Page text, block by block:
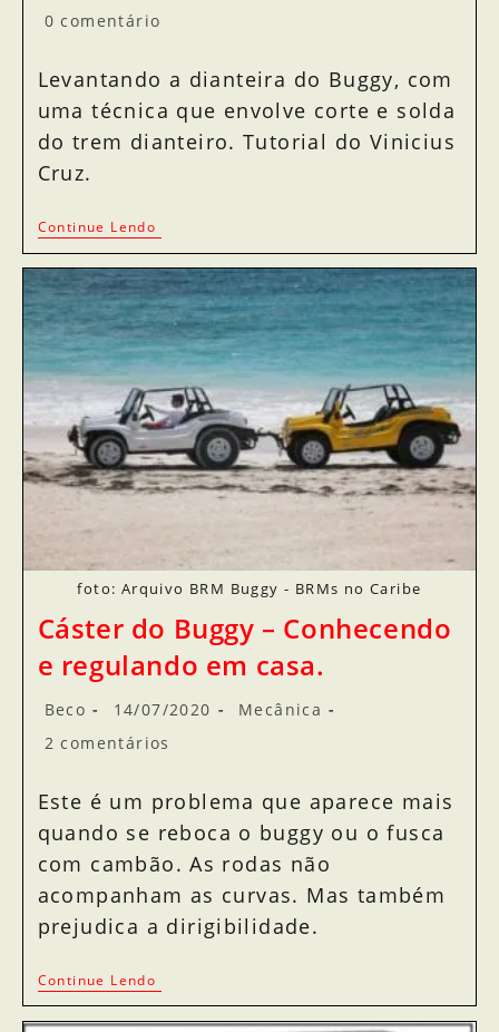
0 comentário
Levantando a dianteira do Buggy, com
uma técnica que envolve corte e solda
do trem dianteiro. Tutorial do Vinicius
Cruz.
Continue Lendo
foto: Arquivo BRM Buggy - BRMs no Caribe
Cáster do Buggy – Conhecendo
e regulando em casa.
Beco 14/07/2020
Mecânica
2 comentários
Este é um problema que aparece mais
quando se reboca o buggy ou o fusca
com cambão. As rodas não
acompanham as curvas. Mas também
prejudica a dirigibilidade.
Continue Lendo